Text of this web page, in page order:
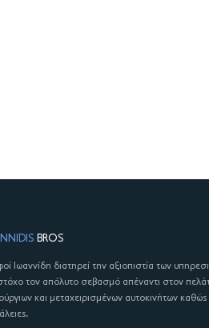
BROS
Ιωαννίδη διατηρεί την αξιοπιστία των
τον απόλυτο σεβασμό απέναντι στον
και μεταχειρισμένων αυτοκινήτων